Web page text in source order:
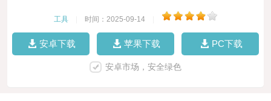
工具 时间：2025-09-14
安卓下载 苹果下载 PC下载
安卓市场，安全绿色